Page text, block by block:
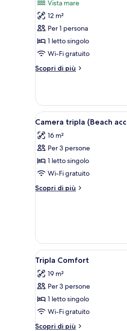
per
Camera
singola
Vista mare
12 m²
Per 1 persona
1 letto singolo
Wi-Fi gratuito
Scopri di più
Altri
singola
Apri
tutte
le
foto
per
Camera
tripla
(Beach
5
Camera tripla (Beach
16 m²
Per 3 persone
1 letto singolo
Wi-Fi gratuito
Scopri di più
Altri
access
included)
Apri
tutte
le
foto
per
Tripla
Comfort
5
Tripla Comfort
19 m²
Per 3 persone
1 letto singolo
Wi-Fi gratuito
Scopri di più
Altri